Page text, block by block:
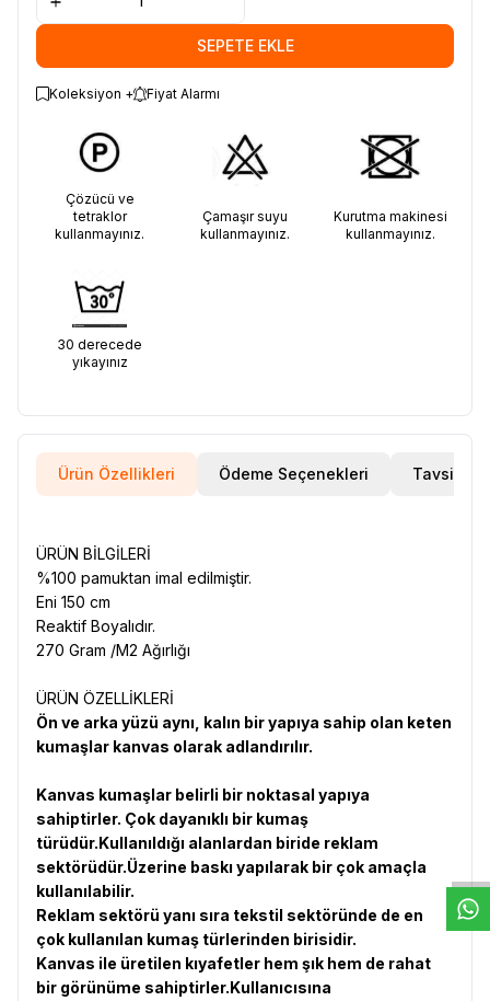
SEPETE EKLE
Koleksiyon + Fiyat Alarmı
Çözücü ve
tetraklor
kullanmayınız.
Çamaşır suyu
kullanmayınız.
Kurutma makinesi
kullanmayınız.
30 derecede
yıkayınız
Ürün Özellikleri Ödeme Seçenekleri Tavsiye Et
ÜRÜN BİLGİLERİ
%100 pamuktan imal edilmiştir.
Eni 150 cm
Reaktif Boyalıdır.
270 Gram /M2 Ağırlığı
ÜRÜN ÖZELLİKLERİ
Ön ve arka yüzü aynı, kalın bir yapıya sahip olan keten
kumaşlar kanvas olarak adlandırılır.
Kanvas kumaşlar belirli bir noktasal yapıya
sahiptirler. Çok dayanıklı bir kumaş
türüdür.Kullanıldığı alanlardan biride reklam
sektörüdür.Üzerine baskı yapılarak bir çok amaçla
kullanılabilir.
Reklam sektörü yanı sıra tekstil sektöründe de en
çok kullanılan kumaş türlerinden birisidir.
Kanvas ile üretilen kıyafetler hem şık hem de rahat
bir görünüme sahiptirler.Kullanıcısına